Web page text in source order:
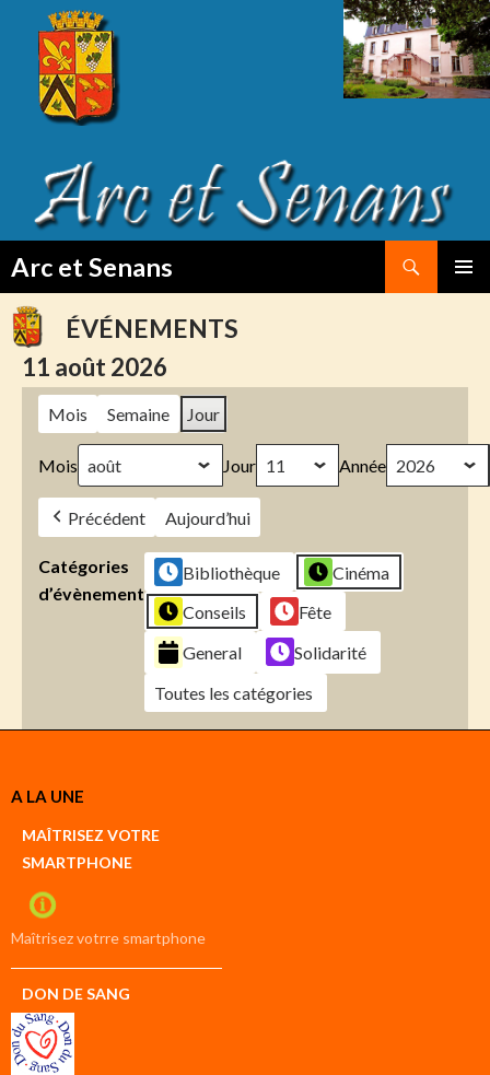
Arc et Senans
TO
CONTENTÉVÉNEMENTS
11 août 2026
Mois Semaine Jour
Mois Jour Année
Précédent Aujourd’hui
Catégories
d’évènement
Bibliothèque
Cinéma
Conseils
Fête
General
Solidarité
Toutes les catégories
Créer
compte
compte
A LA UNE
MAÎTRISEZ VOTRE
SMARTPHONE
Maîtrisez votrre smartphone
DON DE SANG